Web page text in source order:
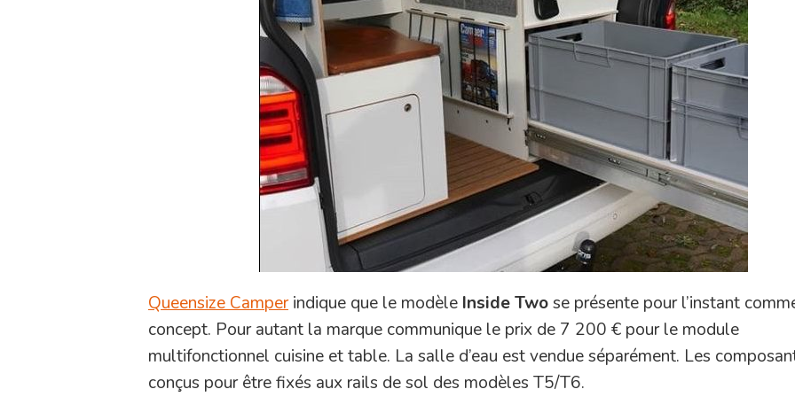
Queensize Camperindique que le modèle Inside Twose présente pour l’instant
concept. Pour autant la marque communique le prix de 7 200 € pour le module
multifonctionnel cuisine et table. La salle d’eau est vendue séparément. Les
conçus pour être fixés aux rails de sol des modèles T5/T6.